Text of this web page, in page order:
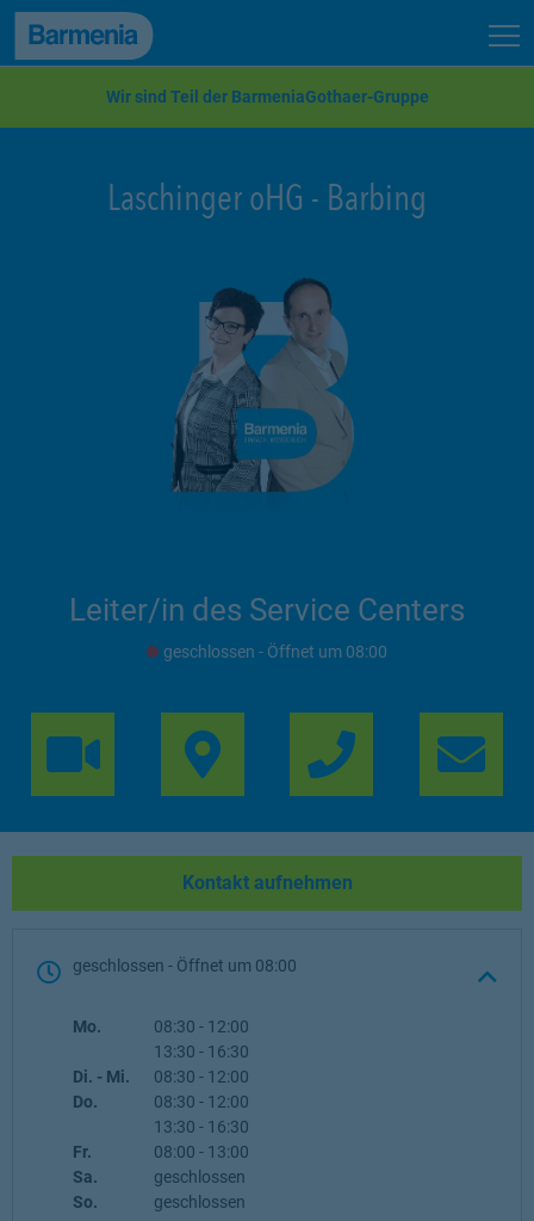
zum Seiteninhalt
Back to top
Wir sind Teil der BarmeniaGothaer-Gruppe
Laschinger oHG - Barbing
Leiter/in des Service Centers
geschlossen - Öffnet um 08:00
Link Opens in
Kontakt aufnehmen
geschlossen - Öffnet um 08:00
WochentagÖffnungszeiten
Mo. 08:30 - 12:00
13:30 - 16:30
Di. - Mi.
08:30 - 12:00
Do.
08:30 - 12:00
13:30 - 16:30
Fr.
08:00 - 13:00
Sa.
geschlossen
So.
geschlossen